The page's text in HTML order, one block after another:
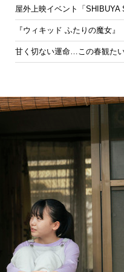
屋外上映イベント「
『ウィキッド ふたりの魔女
甘く切ない運命…この春観た